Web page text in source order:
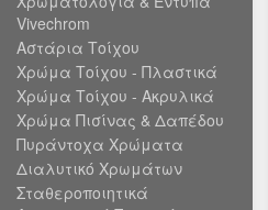
Vivechrom
Αστάρια Τοίχου
Χρώμα Τοίχου - Πλαστικά
Χρώμα Τοίχου - Ακρυλικά
Χρώμα Πισίνας & Δαπέδου
Πυράντοχα Χρώματα
Διαλυτικό Χρωμάτων
Σταθεροποιητικά